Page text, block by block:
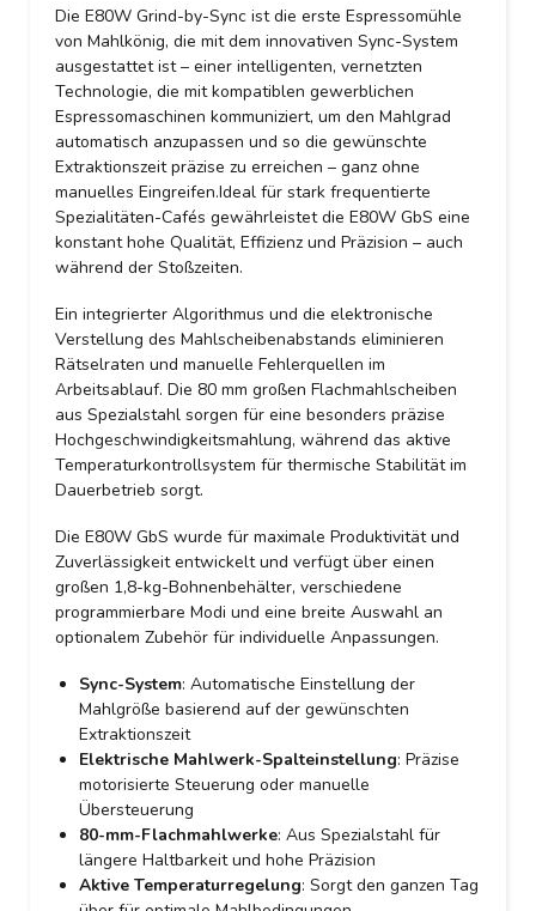
Die E80W Grind-by-Sync ist die erste Espressomühle
von Mahlkönig, die mit dem innovativen Sync-System
ausgestattet ist – einer intelligenten, vernetzten
Technologie, die mit kompatiblen gewerblichen
Espressomaschinen kommuniziert, um den Mahlgrad
automatisch anzupassen und so die gewünschte
Extraktionszeit präzise zu erreichen – ganz ohne
manuelles Eingreifen.Ideal für stark frequentierte
Spezialitäten-Cafés gewährleistet die E80W GbS eine
konstant hohe Qualität, Effizienz und Präzision – auch
während der Stoßzeiten.
Ein integrierter Algorithmus und die elektronische
Verstellung des Mahlscheibenabstands eliminieren
Rätselraten und manuelle Fehlerquellen im
Arbeitsablauf. Die 80 mm großen Flachmahlscheiben
aus Spezialstahl sorgen für eine besonders präzise
Hochgeschwindigkeitsmahlung, während das aktive
Temperaturkontrollsystem für thermische Stabilität im
Dauerbetrieb sorgt.
Die E80W GbS wurde für maximale Produktivität und
Zuverlässigkeit entwickelt und verfügt über einen
großen 1,8-kg-Bohnenbehälter, verschiedene
programmierbare Modi und eine breite Auswahl an
optionalem Zubehör für individuelle Anpassungen.
Sync-System: Automatische Einstellung der
Mahlgröße basierend auf der gewünschten
Extraktionszeit
Elektrische Mahlwerk-Spalteinstellung: Präzise
motorisierte Steuerung oder manuelle
Übersteuerung
80-mm-Flachmahlwerke: Aus Spezialstahl für
längere Haltbarkeit und hohe Präzision
Aktive Temperaturregelung: Sorgt den ganzen Tag